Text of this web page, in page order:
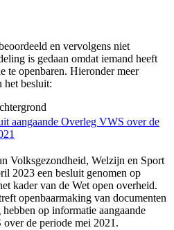
en vervolgens niet
is gedaan omdat iemand heeft
te openbaren. Hieronder meer
het besluit:
aangaande Overleg VWS over de
Volksgezondheid, Welzijn en Sport
2023 een besluit genomen op
kader van de Wet open overheid.
openbaarmaking van documenten
op informatie aangaande
de periode mei 2021.